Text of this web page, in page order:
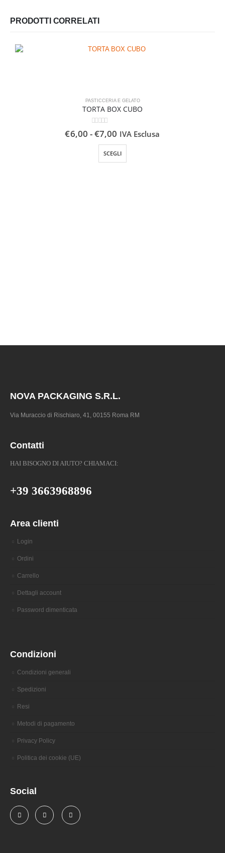
PRODOTTI CORRELATI
PASTICCERIA E GELATO
TORTA BOX CUBO
Su 5
€6,00 -€7,00 Fascia
prezzo:
da
€6,00
IVA Esclusa
SCEGLI
Questo prodotto ha più varianti. Le opzioni possono essere scelte nella pagina del prodotto
NOVA PACKAGING S.R.L.
Via Muraccio di Rischiaro, 41, 00155 Roma RM
Contatti
HAI BISOGNO DI AIUTO? CHIAMACI:
+39 3663968896
Area clienti
Login
Ordini
Carrello
Dettagli account
Password dimenticata
Condizioni
Condizioni generali
Spedizioni
Resi
Metodi di pagamento
Privacy Policy
Politica dei cookie (UE)
Social